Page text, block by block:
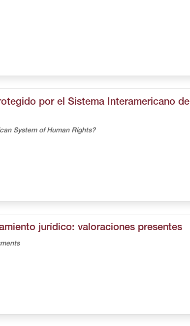
por el Sistema Interamericano de
System of Human Rights?
jurídico: valoraciones presentes